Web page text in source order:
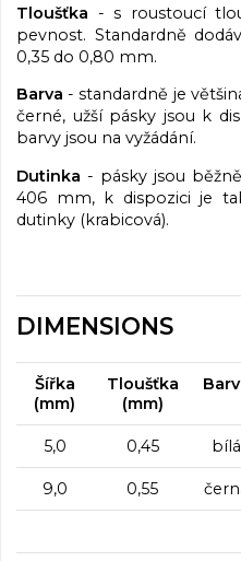
Tloušťka - s roustoucí
pevnost. Standardně
0,35 do 0,80 mm.
Barva - standardně je
černé, užší pásky jsou k
barvy jsou na vyžádání.
Dutinka - pásky jsou
406 mm, k dispozici je
dutinky (krabicová).
DIMENSIONS
Šířka
(mm)
Tloušťka
(mm)
5,0 0,45 bílá
9,0 0,55